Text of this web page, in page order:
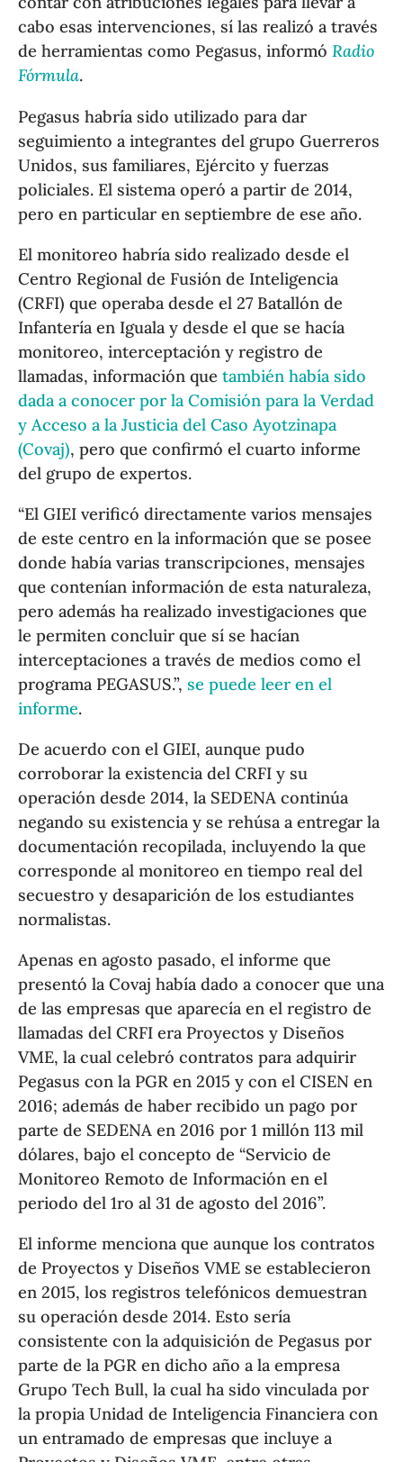
cabo esas intervenciones, sí las realizó a través
de herramientas como Pegasus, informóRadio
Fórmula.
Pegasus habría sido utilizado para dar
seguimiento a integrantes del grupo Guerreros
Unidos, sus familiares, Ejército y fuerzas
policiales. El sistema operó a partir de 2014,
pero en particular en septiembre de ese año.
El monitoreo habría sido realizado desde el
Centro Regional de Fusión de Inteligencia
(CRFI) que operaba desde el 27 Batallón de
Infantería en Iguala y desde el que se hacía
monitoreo, interceptación y registro de
llamadas, información quetambién había sido
dada a conocer por la Comisión para la Verdad
y Acceso a la Justicia del Caso Ayotzinapa
(Covaj), pero que confirmó el cuarto informe
del grupo de expertos.
“El GIEI verificó directamente varios mensajes
de este centro en la información que se posee
donde había varias transcripciones, mensajes
que contenían información de esta naturaleza,
pero además ha realizado investigaciones que
le permiten concluir que sí se hacían
interceptaciones a través de medios como el
programa PEGASUS.”, se puede leer en el
informe.
De acuerdo con el GIEI, aunque pudo
corroborar la existencia del CRFI y su
operación desde 2014, la SEDENA continúa
negando su existencia y se rehúsa a entregar la
documentación recopilada, incluyendo la que
corresponde al monitoreo en tiempo real del
secuestro y desaparición de los estudiantes
normalistas.
Apenas en agosto pasado, el informe que
presentó la Covaj había dado a conocer que una
de las empresas que aparecía en el registro de
llamadas del CRFI era Proyectos y Diseños
VME, la cual celebró contratos para adquirir
Pegasus con la PGR en 2015 y con el CISEN en
2016; además de haber recibido un pago por
parte de SEDENA en 2016 por 1 millón 113 mil
dólares, bajo el concepto de “Servicio de
Monitoreo Remoto de Información en el
periodo del 1ro al 31 de agosto del 2016”.
El informe menciona que aunque los contratos
de Proyectos y Diseños VME se establecieron
en 2015, los registros telefónicos demuestran
su operación desde 2014. Esto sería
consistente con la adquisición de Pegasus por
parte de la PGR en dicho año a la empresa
Grupo Tech Bull, la cual ha sido vinculada por
la propia Unidad de Inteligencia Financiera con
un entramado de empresas que incluye a